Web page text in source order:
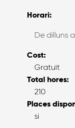
Horari:
De dilluns
Cost:
Gratuït
Total hores:
210
Places
si